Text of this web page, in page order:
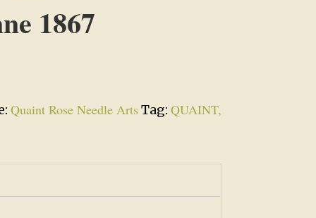
1867
Quaint Rose Needle Arts Tag: QUAINT,